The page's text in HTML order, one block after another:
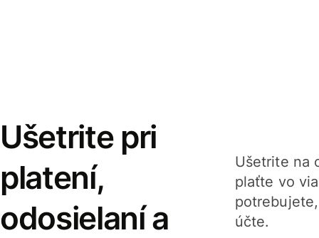
Ušetrite pri
platení,
odosielaní a
Ušetrite na
plaťte vo
účte.